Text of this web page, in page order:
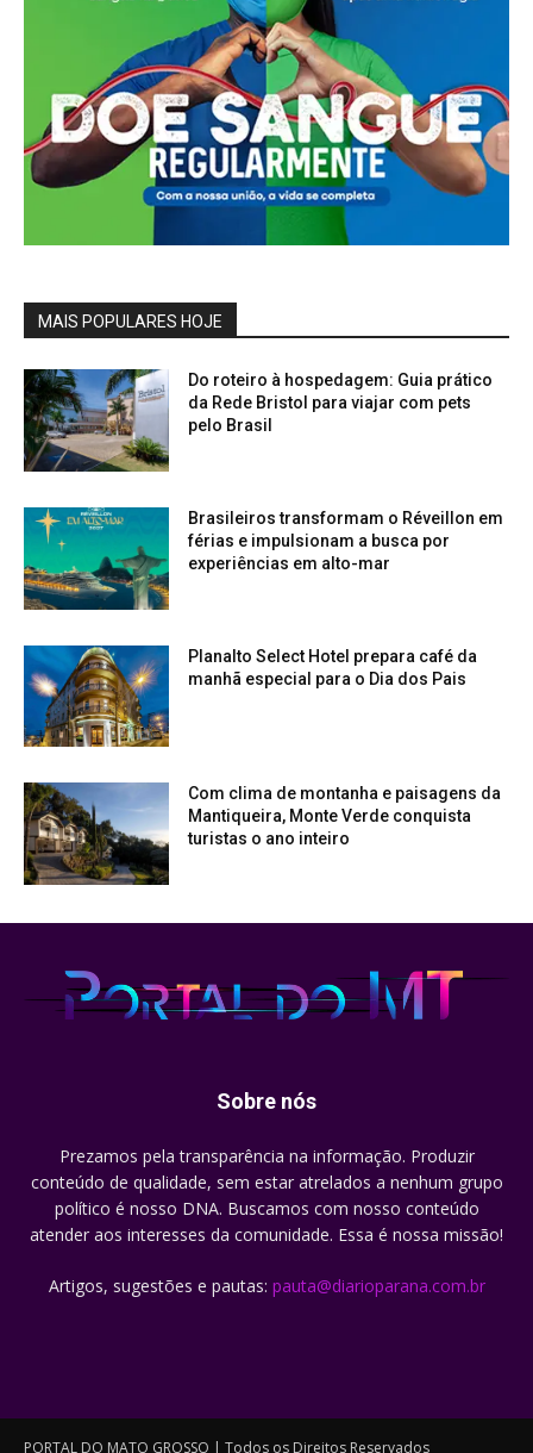
MAIS POPULARES HOJE
Do roteiro à hospedagem: Guia prático
da Rede Bristol para viajar com pets
pelo Brasil
Brasileiros transformam o Réveillon em
férias e impulsionam a busca por
experiências em alto-mar
Planalto Select Hotel prepara café da
manhã especial para o Dia dos Pais
Com clima de montanha e paisagens da
Mantiqueira, Monte Verde conquista
turistas o ano inteiro
Sobre nós
Prezamos pela transparência na informação. Produzir
conteúdo de qualidade, sem estar atrelados a nenhum grupo
político é nosso DNA. Buscamos com nosso conteúdo
atender aos interesses da comunidade. Essa é nossa missão!
Artigos, sugestões e pautas: pauta@diarioparana.com.br
PORTAL DO MATO GROSSO | Todos os Direitos Reservados